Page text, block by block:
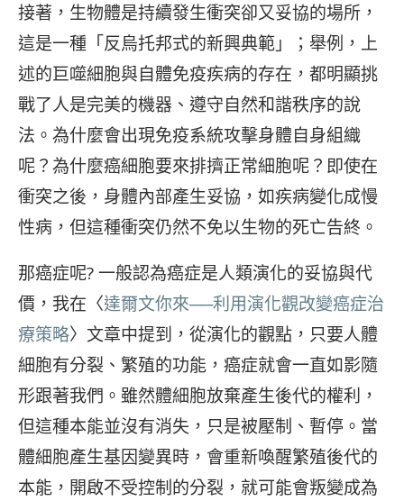
接著，生物體是持續發生衝突卻又妥協的場所，
這是一種「反烏托邦式的新興典範」；舉例，上
述的巨噬細胞與自體免疫疾病的存在，都明顯挑
戰了人是完美的機器、遵守自然和諧秩序的說
法。為什麼會出現免疫系統攻擊身體自身組織
呢？為什麼癌細胞要來排擠正常細胞呢？即使在
衝突之後，身體內部產生妥協，如疾病變化成慢
性病，但這種衝突仍然不免以生物的死亡告終。
那癌症呢? 一般認為癌症是人類演化的妥協與代
價，我在〈達爾文你來──利用演化觀改變癌症治
療策略〉文章中提到，從演化的觀點，只要人體
細胞有分裂、繁殖的功能，癌症就會一直如影隨
形跟著我們。雖然體細胞放棄產生後代的權利，
但這種本能並沒有消失，只是被壓制、暫停。當
體細胞產生基因變異時，會重新喚醒繁殖後代的
本能，開啟不受控制的分裂，就可能會叛變成為